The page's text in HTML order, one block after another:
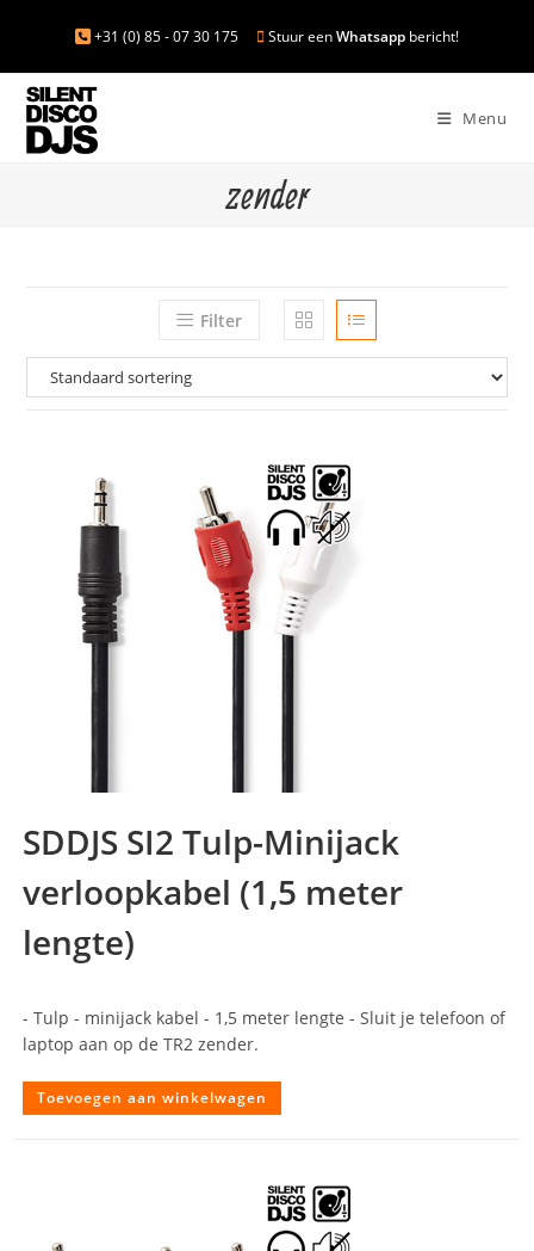
+31 (0) 85 - 07 30 175 Stuur eenWhatsapp bericht!
Menu
zender
Filter
SDDJS SI2 Tulp-Minijack
verloopkabel (1,5 meter
lengte)
- Tulp - minijack kabel - 1,5 meter lengte - Sluit je telefoon of
laptop aan op de TR2 zender.
Toevoegen aan winkelwagen